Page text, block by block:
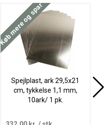
Køb mere og spar
Spejlplast, ark 29,5x21
cm, tykkelse 1,1 mm,
10ark/ 1 pk.